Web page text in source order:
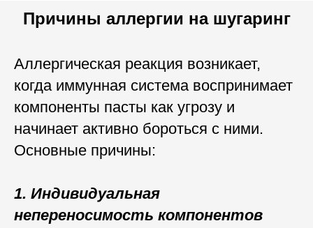
Причины аллергии на шугаринг
Аллергическая реакция возникает,
когда иммунная система воспринимает
компоненты пасты как угрозу и
начинает активно бороться с ними.
Основные причины:
1. Индивидуальная
непереносимость компонентов